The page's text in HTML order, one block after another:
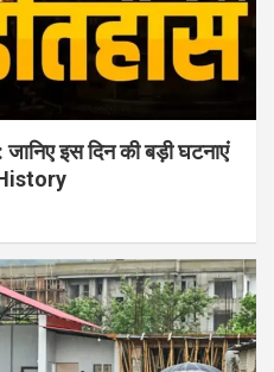
इस दिन की बड़ी घटनाएं